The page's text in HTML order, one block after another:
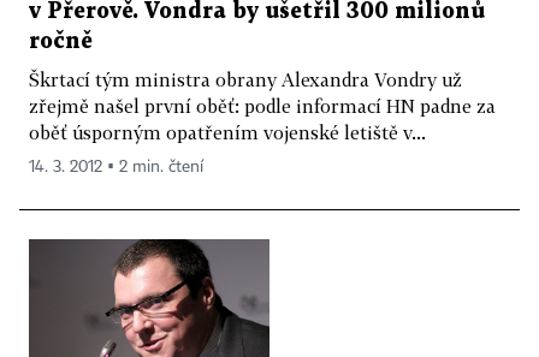
v Přerově. Vondra by ušetřil 300 milionů
ročně
Škrtací tým ministra obrany Alexandra Vondry už
zřejmě našel první oběť: podle informací HN padne za
oběť úsporným opatřením vojenské letiště v...
14. 3. 2012 ▪ 2 min. čtení